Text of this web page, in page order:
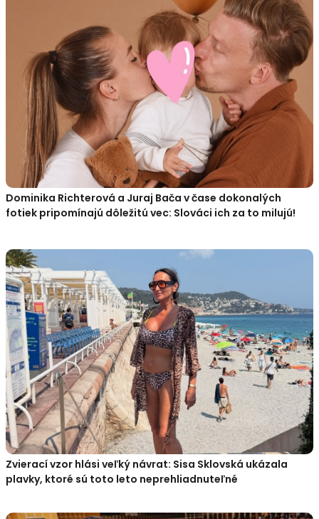
Dominika Richterová a Juraj Bača v čase dokonalých
fotiek pripomínajú dôležitú vec: Slováci ich za to milujú!
Zvierací vzor hlási veľký návrat: Sisa Sklovská ukázala
plavky, ktoré sú toto leto neprehliadnuteľné